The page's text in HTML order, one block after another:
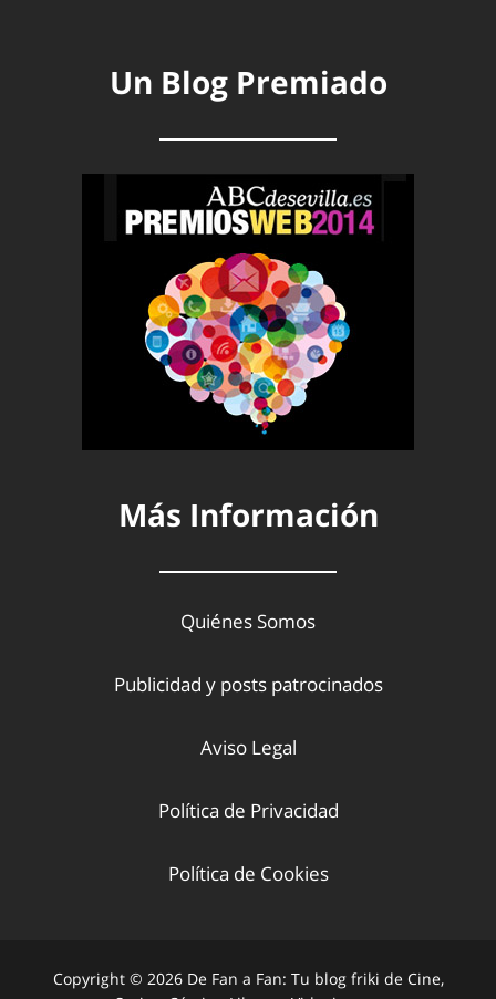
Un Blog Premiado
Más Información
Quiénes Somos
Publicidad y posts patrocinados
Aviso Legal
Política de Privacidad
Política de Cookies
Copyright © 2026 De Fan a Fan: Tu blog friki de Cine,